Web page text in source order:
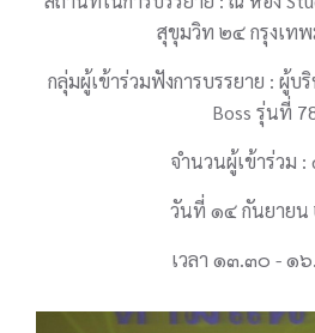
สุขุมวิท ๒๔ กรุงเท
กลุ่มผู้เข้าร่วมฟังการบรรยาย : ผู้บ
Boss รุ่นที่
จำนวนผู้เข้าร่วม
วันที่ ๑๔ กันยาย
เวลา ๑๓.๓๐ - ๑